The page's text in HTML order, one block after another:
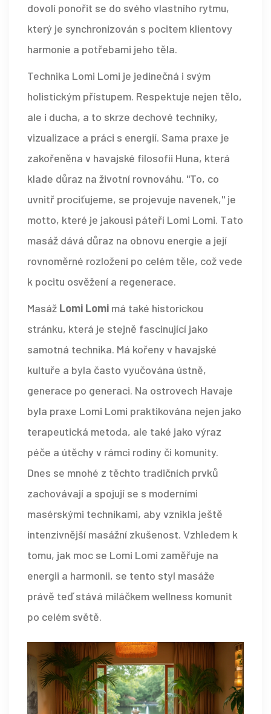
dovolí ponořit se do svého vlastního rytmu,
který je synchronizován s pocitem klientovy
harmonie a potřebami jeho těla.
Technika Lomi Lomi je jedinečná i svým
holistickým přístupem. Respektuje nejen tělo,
ale i ducha, a to skrze dechové techniky,
vizualizace a práci s energií. Sama praxe je
zakořeněna v havajské filosofii Huna, která
klade důraz na životní rovnováhu. "To, co
uvnitř prociťujeme, se projevuje navenek," je
motto, které je jakousi páteří Lomi Lomi. Tato
masáž dává důraz na obnovu energie a její
rovnoměrné rozložení po celém těle, což vede
k pocitu osvěžení a regenerace.
Masáž Lomi Lomi má také historickou
stránku, která je stejně fascinující jako
samotná technika. Má kořeny v havajské
kultuře a byla často vyučována ústně,
generace po generaci. Na ostrovech Havaje
byla praxe Lomi Lomi praktikována nejen jako
terapeutická metoda, ale také jako výraz
péče a útěchy v rámci rodiny či komunity.
Dnes se mnohé z těchto tradičních prvků
zachovávají a spojují se s moderními
masérskými technikami, aby vznikla ještě
intenzivnější masážní zkušenost. Vzhledem k
tomu, jak moc se Lomi Lomi zaměřuje na
energii a harmonii, se tento styl masáže
právě teď stává miláčkem wellness komunit
po celém světě.